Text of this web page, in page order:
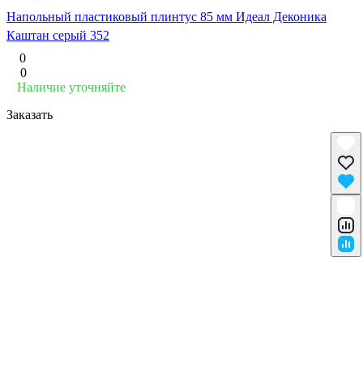
Напольный пластиковый плинтус 85 мм Идеал Деконика
Каштан серый 352
0
0
Наличие уточняйте
Заказать